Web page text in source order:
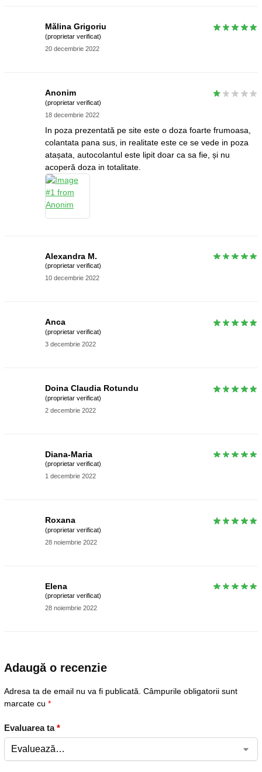
Mălina Grigoriu
(proprietar verificat)
20 decembrie 2022
Anonim
(proprietar verificat)
18 decembrie 2022
In poza prezentată pe site este o doza foarte frumoasa,
colantata pana sus, in realitate este ce se vede in poza
atașata, autocolantul este lipit doar ca sa fie, și nu
acoperă doza in totalitate.
Alexandra M.
(proprietar verificat)
10 decembrie 2022
Anca
(proprietar verificat)
3 decembrie 2022
Doina Claudia Rotundu
(proprietar verificat)
2 decembrie 2022
Diana-Maria
(proprietar verificat)
1 decembrie 2022
Roxana
(proprietar verificat)
28 noiembrie 2022
Elena
(proprietar verificat)
28 noiembrie 2022
Adaugă o recenzie
Adresa ta de email nu va fi publicată. Câmpurile obligatorii sunt
marcate cu *
Evaluarea ta*